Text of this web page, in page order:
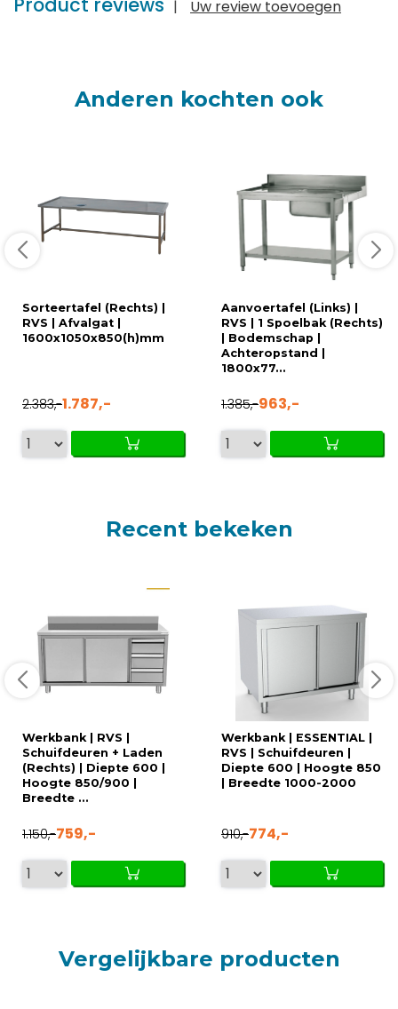
| Uw review toevoegen
Anderen kochten ook
Sorteertafel (Rechts) |
RVS | Afvalgat |
1600x1050x850(h)mm
2.383,-1.787,-
Aanvoertafel (Links) |
RVS | 1 Spoelbak (Rechts)
| Bodemschap |
Achteropstand |
1800x77...
1.385,-963,-
Recent bekeken
Werkbank | RVS |
Schuifdeuren + Laden
(Rechts) | Diepte 600 |
Hoogte 850/900 |
Breedte ...
1.150,-759,-
Werkbank | ESSENTIAL |
RVS | Schuifdeuren |
Diepte 600 | Hoogte 850
| Breedte 1000-2000
910,-774,-
Vergelijkbare producten